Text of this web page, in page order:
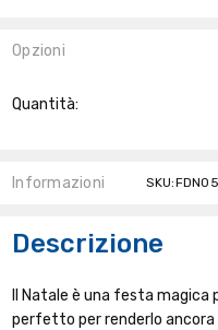
Opzioni
Attuale:
Quantità:
Informazioni
Descrizione
Il Natale è una festa
perfetto per renderlo ancora